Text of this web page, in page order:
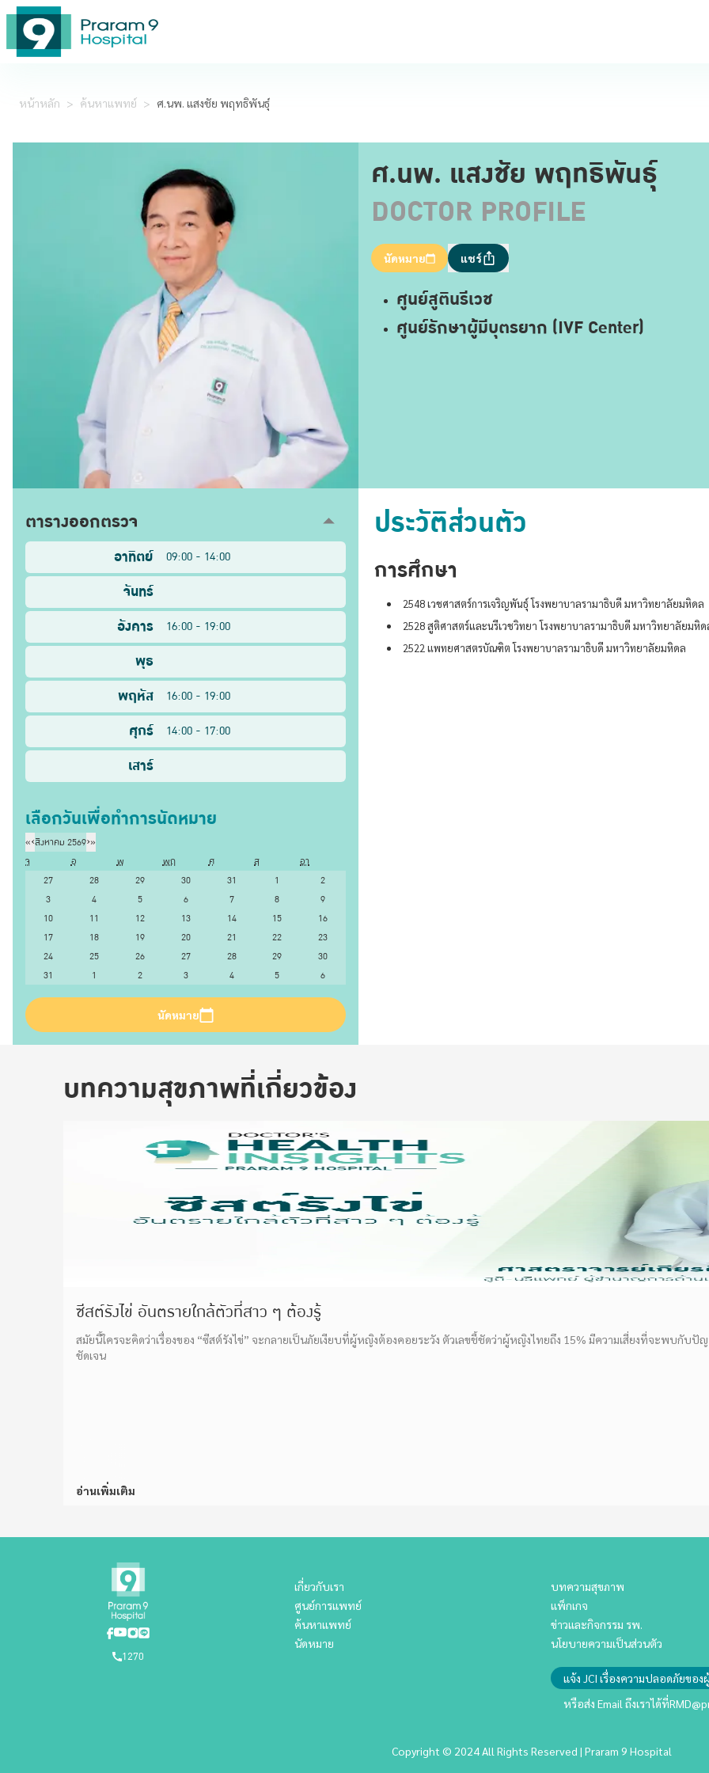
หน้าหลัก > ค้นหาแพทย์ > ศ.นพ. แสงชัย พฤทธิพันธุ์
ศ.นพ. แสงชัย พฤทธิพันธุ์
DOCTOR PROFILE
นัดหมาย แชร์
ศูนย์สูตินรีเวช
ศูนย์รักษาผู้มีบุตรยาก (IVF Center)
ตารางออกตรวจ
อาทิตย์ 09:00 - 14:00
จันทร์
อังคาร
16:00 - 19:00
พุธ
พฤหัส
16:00 - 19:00
ศุกร์ 14:00 - 17:00
เสาร์
เลือกวันเพื่อทำการนัดหมาย
«‹สิงหาคม 2569›»
จ
อ พ พฤ ศ ส
อา
27
28 29 30 31 1
2
3
4 5 6 7 8
9
10
11 12 13 14 15
16
17
18 19 20 21 22
23
24
25 26 27 28 29
30
31
1 2 3 4 5 6
นัดหมาย
ประวัติส่วนตัว
การศึกษา
2548 เวชศาสตร์การเจริญพันธุ์ โรงพยาบาลรามาธิบดี มหาวิทยาลัยมหิดล
2528 สูติศาสตร์และนรีเวชวิทยา โรงพยาบาลรามาธิบดี มหาวิทยาลัยมหิ
2522 แพทยศาสตรบัณฑิต โรงพยาบาลรามาธิบดี มหาวิทยาลัยมหิดล
บทความสุขภาพที่เกี่ยวข้อง
ซีสต์รังไข่ อันตรายใกล้ตัวที่สาว ๆ ต้องรู้
สมัยนี้ใครจะคิดว่าเรื่องของ “ซีสต์รังไข่” จะกลายเป็นภัยเงียบที่ผู้หญิงต้องคอยระวัง ตัวเลขชี้ชัดว่าผู้หญิงไทยถึง 15% มีความเสี่ยงที่จะพบกับ
ชัดเจน
อ่านเพิ่มเติม
1270
เกี่ยวกับเรา
ศูนย์การแพทย์
ค้นหาแพทย์
นัดหมาย
บทความสุขภาพ
แพ็กเกจ
ข่าวและกิจกรรม รพ.
นโยบายความเป็นส่วนตัว
แจ้ง JCI เรื่องความปลอดภัยของ
หรือส่ง Email ถึงเราได้ที่
Copyright © 2024 All Rights Reserved | Praram 9 Hospital